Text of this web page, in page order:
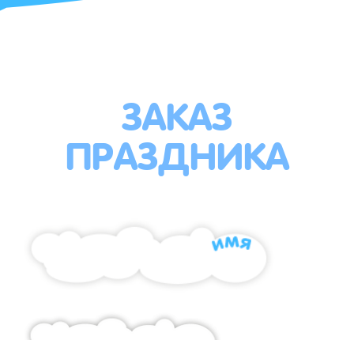
ЗАКАЗ
ПРАЗДНИКА